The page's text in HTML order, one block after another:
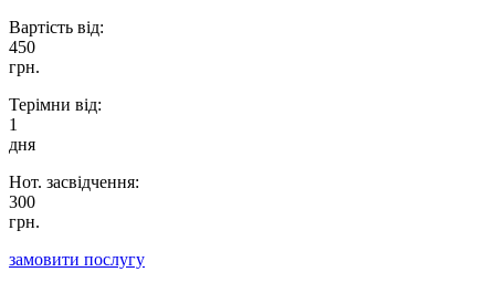
Вартість від:
450
грн.
Терімни від:
1
дня
Нот. засвідчення:
300
грн.
замовити послугу